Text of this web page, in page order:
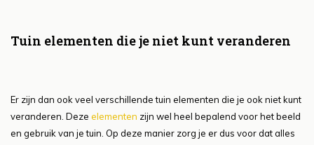
Tuin elementen die je niet kunt veranderen
Er zijn dan ook veel verschillende tuin elementen die je ook niet kunt
veranderen. Deze elementen zijn wel heel bepalend voor het beeld
en gebruik van je tuin. Op deze manier zorg je er dus voor dat alles